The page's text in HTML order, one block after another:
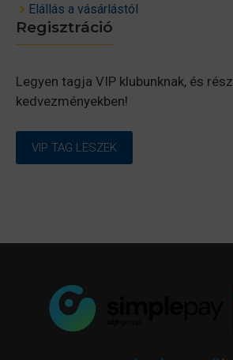
Elállás a vásárlástól
Regisztráció
Legyen tagja VIP klubunknak, és
kedvezményekben!
VIP TAG LESZEK